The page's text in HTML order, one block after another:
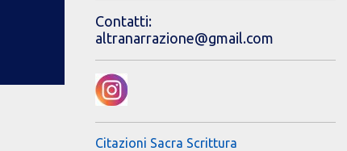
Contatti:
altranarrazione@gmail.com
Citazioni Sacra Scrittura